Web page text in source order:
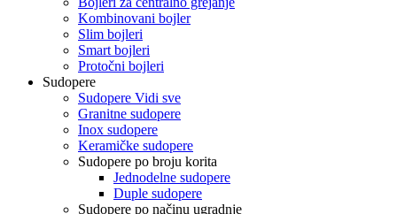
Kombinovani bojler
Slim bojleri
Smart bojleri
Protočni bojleri
Sudopere
Sudopere Vidi sve
Granitne sudopere
Inox sudopere
Keramičke sudopere
Sudopere po broju korita
Jednodelne sudopere
Duple sudopere
Sudopere po načinu ugradnje